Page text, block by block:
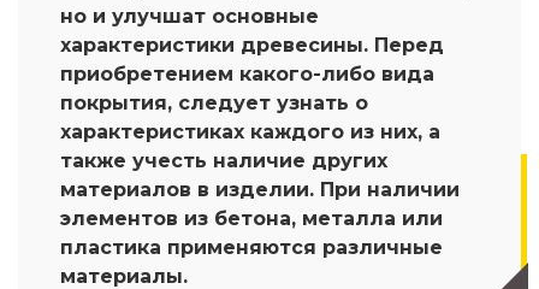
но и улучшат основные
характеристики древесины. Перед
приобретением какого-либо вида
покрытия, следует узнать о
характеристиках каждого из них, а
также учесть наличие других
материалов в изделии. При наличии
элементов из бетона, металла или
пластика применяются различные
материалы.